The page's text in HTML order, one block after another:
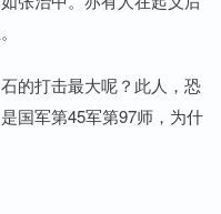
的打击最大呢？此人，恐
国军第45军第97师，为什